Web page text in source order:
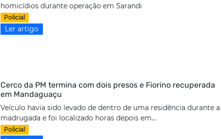
homicídios durante operação em Sarandi
Policial
Ler artigo
Cerco da PM termina com dois presos e Fiorino recuperada
em Mandaguaçu
Veículo havia sido levado de dentro de uma residência durante a
madrugada e foi localizado horas depois em...
Policial